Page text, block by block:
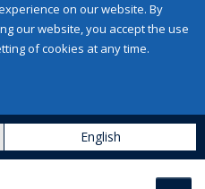
on our website. By
our website, you accept the use
of cookies at any time.
English